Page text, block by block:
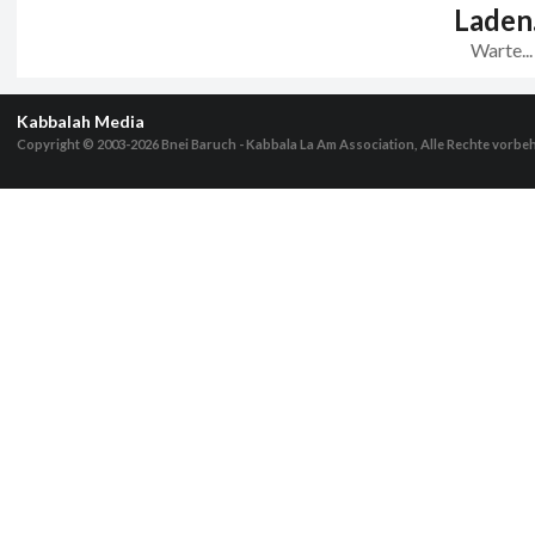
Warte...
Kabbalah Media
Copyright © 2003-2026Bnei Baruch - Kabbala La Am Association, Alle Rechte